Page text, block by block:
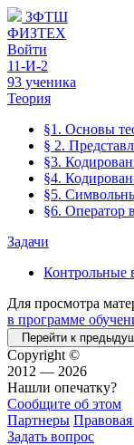
ЗФТШ
ФИЗТЕХ
Войти
11-И-2
93 ученика
Теория
§1. Основы
§ 2.
§3.
§4.
§5.
§6. Оператор
Задачи
Контрольные
Для просмотра
в программе
Перейти к
Copyright ©
2012 — 2026
Нашли опечатку?
Сообщите об этом
Партнеры
Задать вопрос